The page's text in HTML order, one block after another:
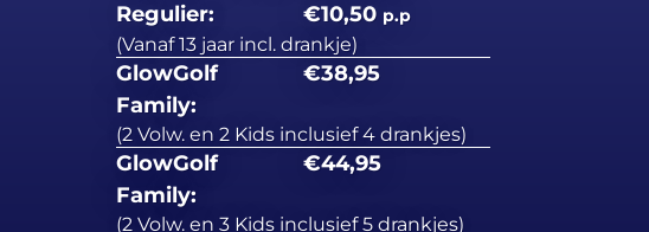
Regulier: €10,50 p.p
(Vanaf 13 jaar incl. drankje)
GlowGolf
Family:
€38,95
(2 Volw. en 2 Kids inclusief 4 drankjes)
GlowGolf
Family:
€44,95
(2 Volw. en 3 Kids inclusief 5 drankjes)